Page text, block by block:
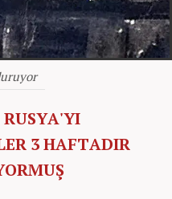
3 HAFTADIR